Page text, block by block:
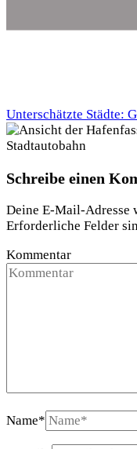
Unterschätzte Städte:
Schreibe einen
Deine E-Mail-
Erforderliche Felder
Kommentar
Name*